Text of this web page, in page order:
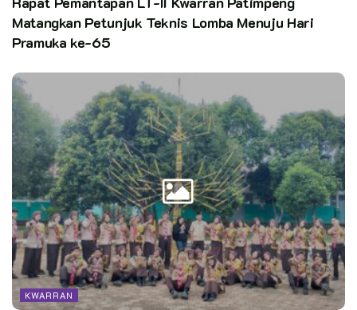
Matangkan Petunjuk Teknis Lomba Menuju Hari
Pramuka ke-65
KWARRAN